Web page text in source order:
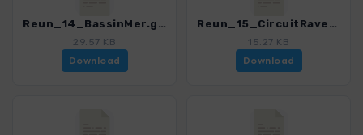
Reun_14_BassinMer.gpx
29.57 KB
Download
Reun_15_CircuitRavenales.gpx
15.27 KB
Download